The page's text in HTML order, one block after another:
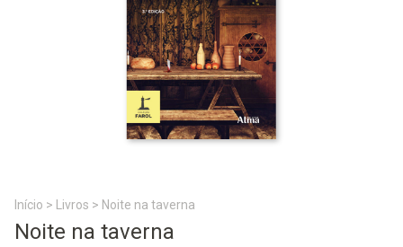
Início > Livros > Noite na taverna
Noite na taverna